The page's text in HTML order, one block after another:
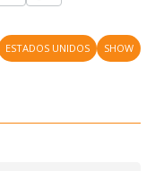
ESTADOS UNIDOS SHOW